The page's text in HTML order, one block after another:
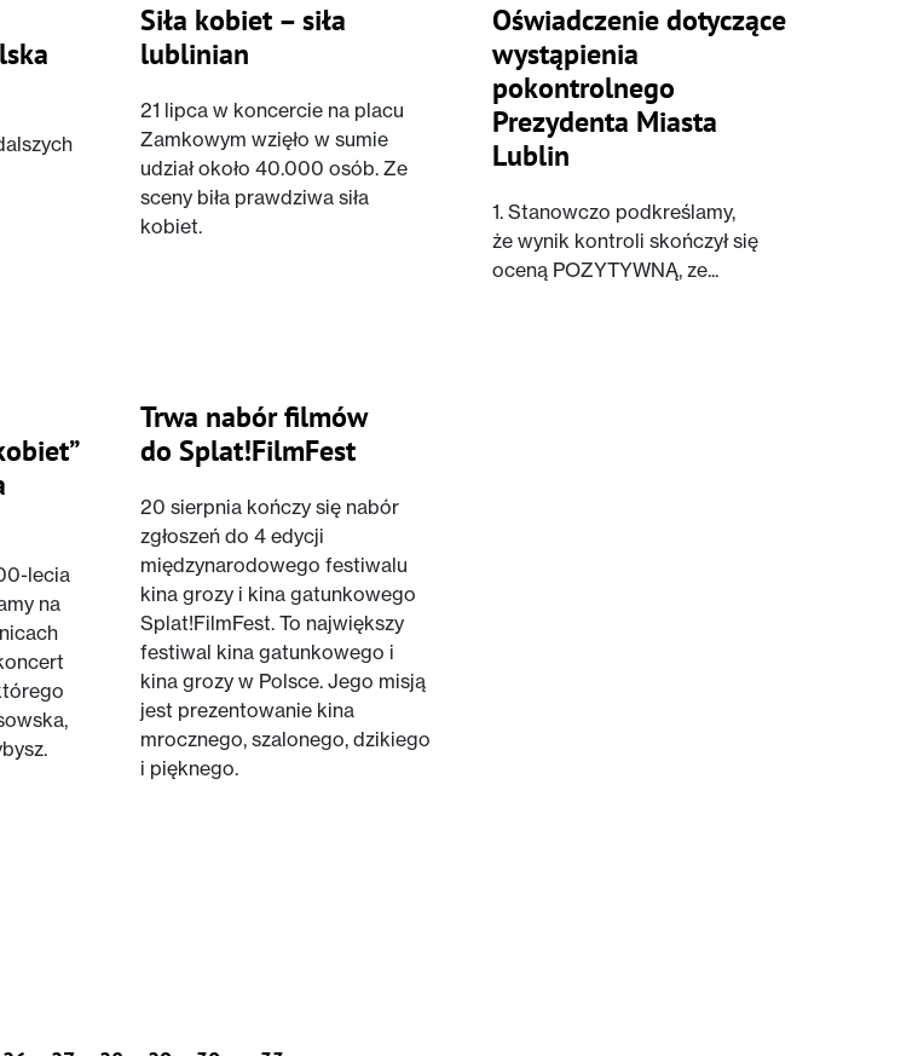
Siła kobiet – siła
lublinian
21 lipca w koncercie na placu
Zamkowym wzięło w sumie
udział około 40.000 osób. Ze
sceny biła prawdziwa siła
kobiet.
Oświadczenie dotyczące
wystąpienia
pokontrolnego
Prezydenta Miasta
Lublin
1. Stanowczo podkreślamy,
że wynik kontroli skończył się
oceną POZYTYWNĄ, ze...
lecia
na
Trwa nabór filmów
do Splat!FilmFest
20 sierpnia kończy się nabór
zgłoszeń do 4 edycji
międzynarodowego festiwalu
kina grozy i kina gatunkowego
Splat!FilmFest. To największy
festiwal kina gatunkowego i
kina grozy w Polsce. Jego misją
jest prezentowanie kina
mrocznego, szalonego, dzikiego
i pięknego.